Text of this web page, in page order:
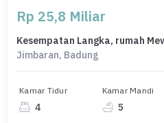
Rp 25,8 Miliar
Jimbaran, Badung
Kamar Tidur
4
Kamar Mandi
5